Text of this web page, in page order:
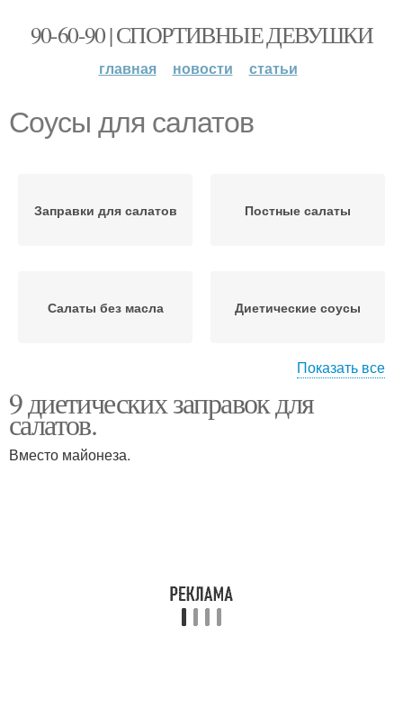
90-60-90 | СПОРТИВНЫЕ ДЕВУШКИ
главная новости статьи
Соусы для салатов
Заправки для салатов Постные салаты
Салаты без масла Диетические соусы
Заправка для салата Диетические салаты
Показать все
9 диетических заправок для
салатов.
Вместо майонеза.